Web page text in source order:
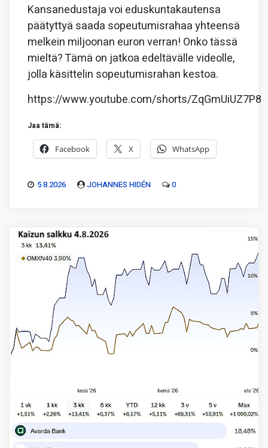
Kansanedustaja voi eduskuntakautensa
päätyttyä saada sopeutumisrahaa yhteensä
melkein miljoonan euron verran! Onko tässä
mieltä? Tämä on jatkoa edeltävälle videolle,
jolla käsittelin sopeutumisrahan kestoa.
https://www.youtube.com/shorts/ZqGmUiUZ7P8
Jaa tämä:
Facebook X WhatsApp
5.8.2026 JOHANNES HIDÉN 0